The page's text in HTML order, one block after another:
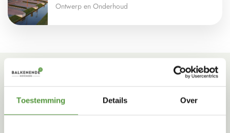
Toestemming Details Over
Ontwerp en Onderhoud
Meer weten? Vraag
een offerte
aan